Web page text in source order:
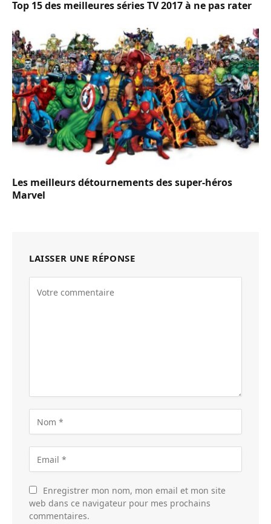
Top 15 des meilleures séries TV 2017 à ne pas rater
Les meilleurs détournements des super-héros
Marvel
LAISSER UNE RÉPONSE
Enregistrer mon nom, mon email et mon site
web dans ce navigateur pour mes prochains
commentaires.